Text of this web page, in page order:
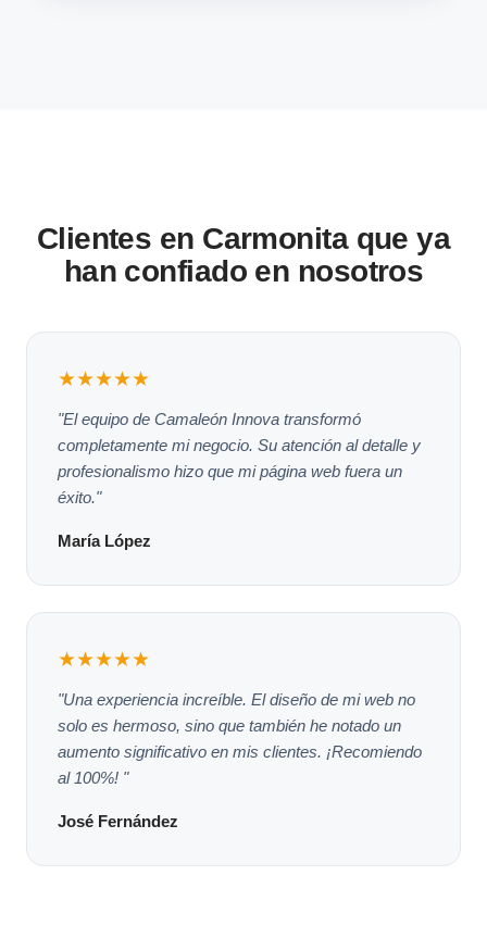
Clientes en Carmonita que ya
han confiado en nosotros
★★★★★
"El equipo de Camaleón Innova transformó
completamente mi negocio. Su atención al detalle y
profesionalismo hizo que mi página web fuera un
éxito."
María López
★★★★★
"Una experiencia increíble. El diseño de mi web no
solo es hermoso, sino que también he notado un
aumento significativo en mis clientes. ¡Recomiendo
al 100%! "
José Fernández